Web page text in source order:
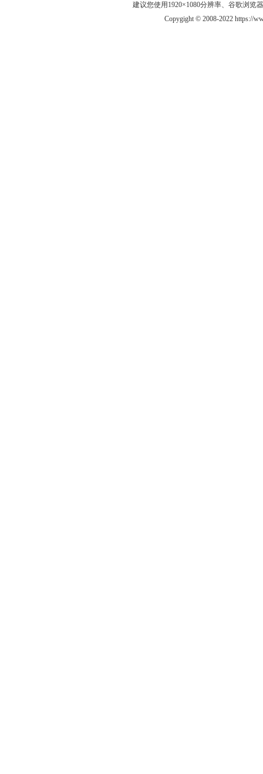
建议您使用1920×1080分辨率、谷歌浏览
Copygight © 2008-2022 https://